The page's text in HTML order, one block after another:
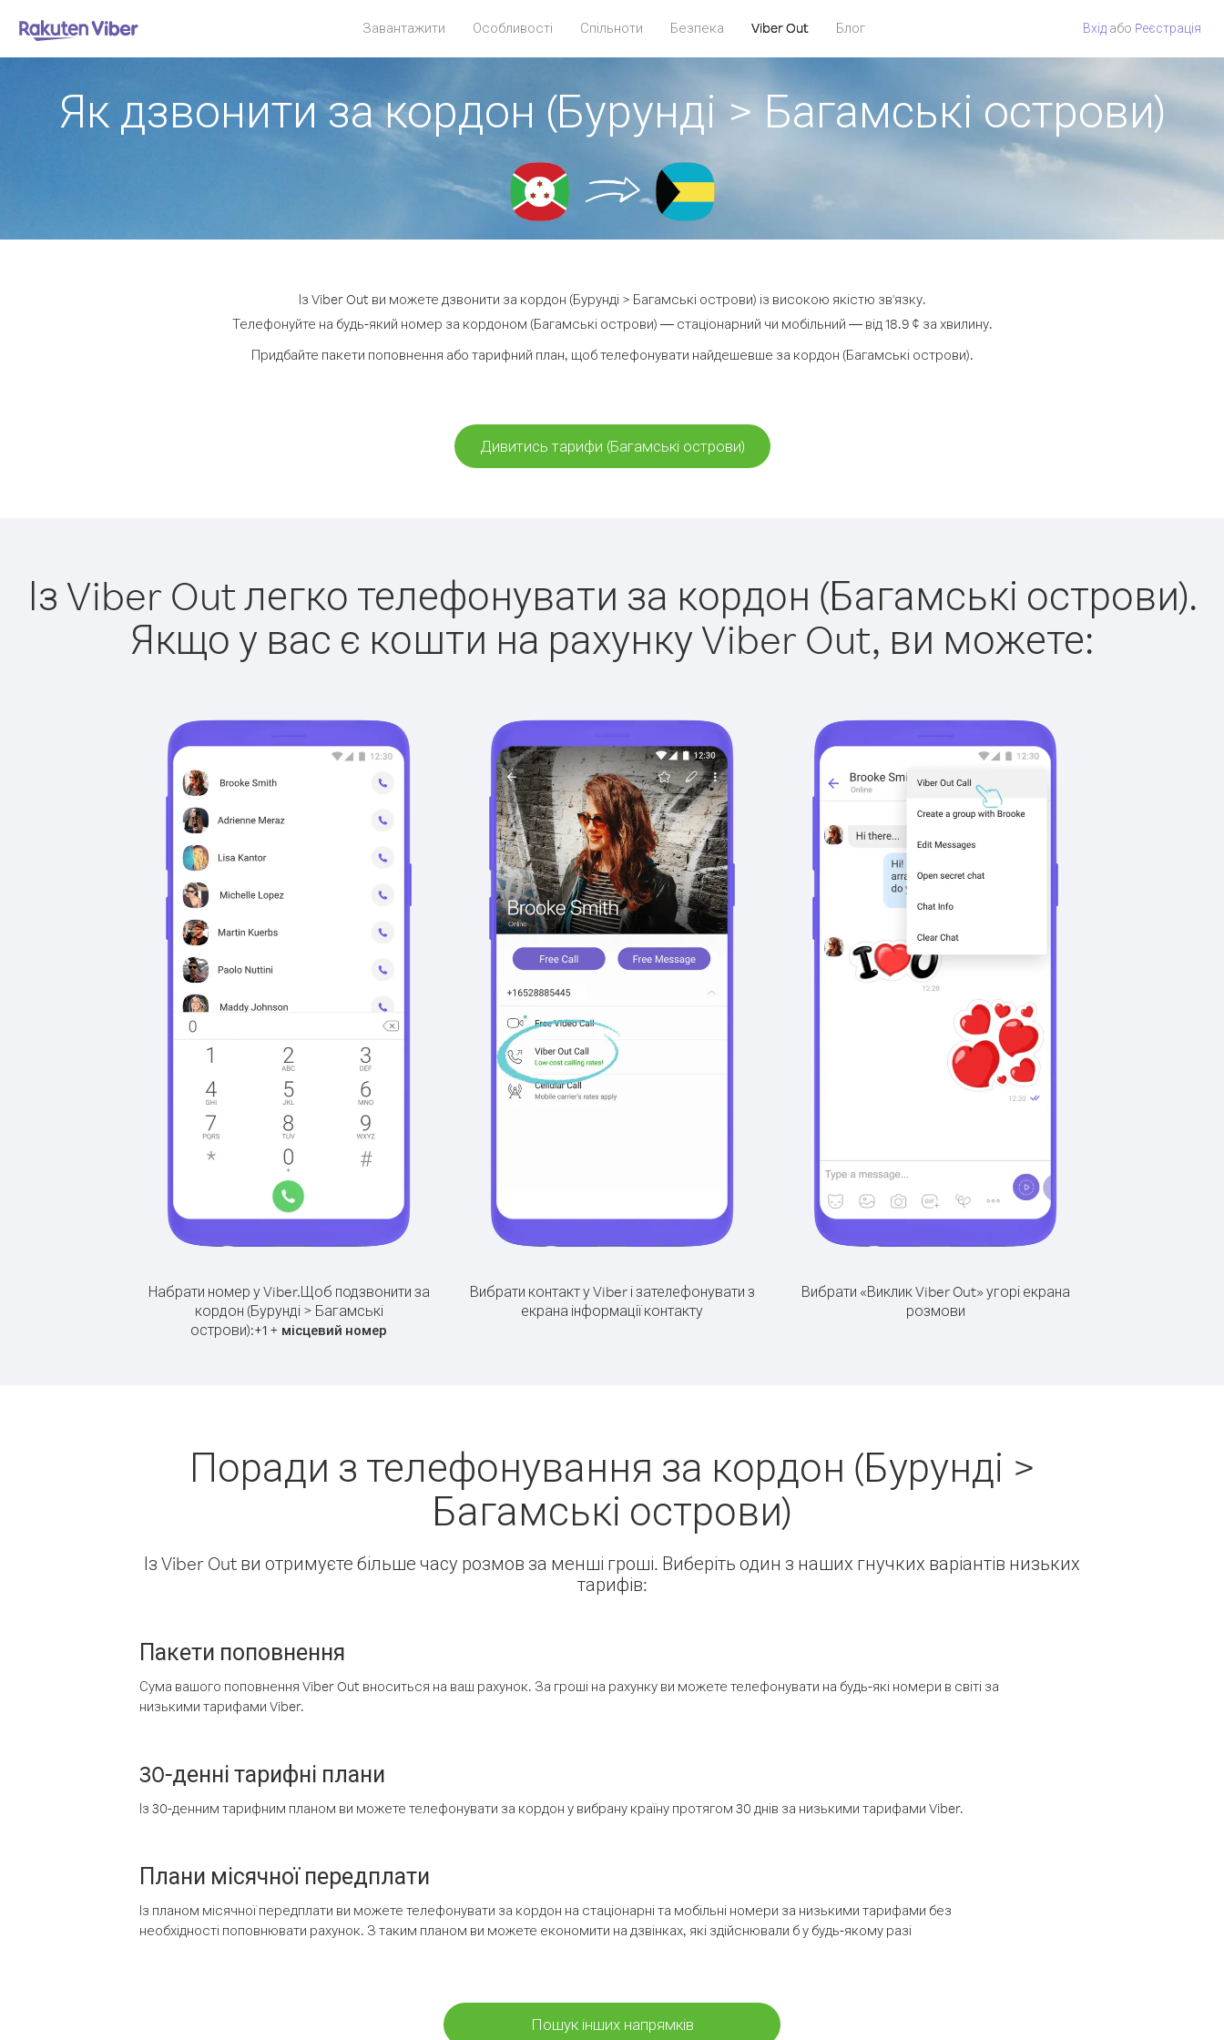
Завантажити Особливості Спільноти Безпека Viber Out Блог Вхід або Pеєстрація
Як дзвонити за кордон (Бурунді > Багамські острови)
Із Viber Out ви можете дзвонити за кордон (Бурунді > Багамські острови) із високою якістю зв'язку.
Телефонуйте на будь-який номер за кордоном (Багамські острови) — стаціонарний чи мобільний — від 18.9 ¢ за хвилину.
Придбайте пакети поповнення або тарифний план, щоб телефонувати найдешевше за кордон (Багамські острови).
Дивитись тарифи (Багамські острови)
Із Viber Out легко телефонувати за кордон (Багамські острови).
Якщо у вас є кошти на рахунку Viber Out, ви можете:
Набрати номер у Viber.Щоб подзвонити за
кордон (Бурунді > Багамські
острови):+1 + місцевий номер
Вибрати контакт у Viber і зателефонувати з
екрана інформації контакту
Вибрати «Виклик Viber Out» угорі екрана
розмови
Поради з телефонування за кордон (Бурунді >
Багамські острови)
Із Viber Out ви отримуєте більше часу розмов за менші гроші. Виберіть один з наших гнучких варіантів низьких
тарифів:
Пакети поповнення
Сума вашого поповнення Viber Out вноситься на ваш рахунок. За гроші на рахунку ви можете телефонувати на будь-які номери в світі за
низькими тарифами Viber.
30-денні тарифні плани
Із 30-денним тарифним планом ви можете телефонувати за кордон у вибрану країну протягом 30 днів за низькими тарифами Viber.
Плани місячної передплати
Із планом місячної передплати ви можете телефонувати за кордон на стаціонарні та мобільні номери за низькими тарифами без
необхідності поповнювати рахунок. З таким планом ви можете економити на дзвінках, які здійснювали б у будь-якому разі
Пошук інших напрямків